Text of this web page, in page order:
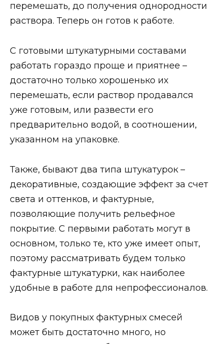
перемешать, до получения однородности
раствора. Теперь он готов к работе.
С готовыми штукатурными составами
работать гораздо проще и приятнее –
достаточно только хорошенько их
перемешать, если раствор продавался
уже готовым, или развести его
предварительно водой, в соотношении,
указанном на упаковке.
Также, бывают два типа штукатурок –
декоративные, создающие эффект за счет
света и оттенков, и фактурные,
позволяющие получить рельефное
покрытие. С первыми работать могут в
основном, только те, кто уже имеет опыт,
поэтому рассматривать будем только
фактурные штукатурки, как наиболее
удобные в работе для непрофессионалов.
Видов у покупных фактурных смесей
может быть достаточно много, но